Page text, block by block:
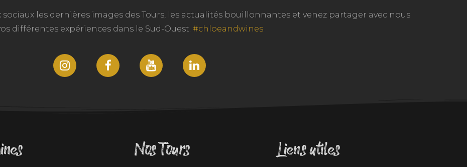
les dernières images des Tours, les actualités bouillonnantes et venez partager avec nous
différentes expériences dans le Sud-Ouest. #chloeandwines
Nos Tours Liens utiles